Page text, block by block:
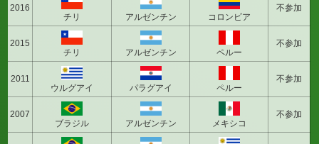
2016
チリ
アルゼンチン コロンビア
不参加
2015
チリ
アルゼンチン ペルー
不参加
2011
ウルグアイ
パラグアイ ペルー
不参加
2007
ブラジル
アルゼンチン メキシコ
不参加